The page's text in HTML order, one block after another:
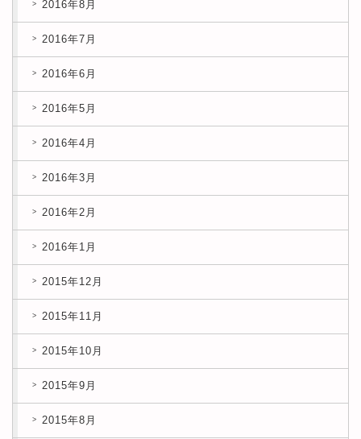
2016年8月
2016年7月
2016年6月
2016年5月
2016年4月
2016年3月
2016年2月
2016年1月
2015年12月
2015年11月
2015年10月
2015年9月
2015年8月